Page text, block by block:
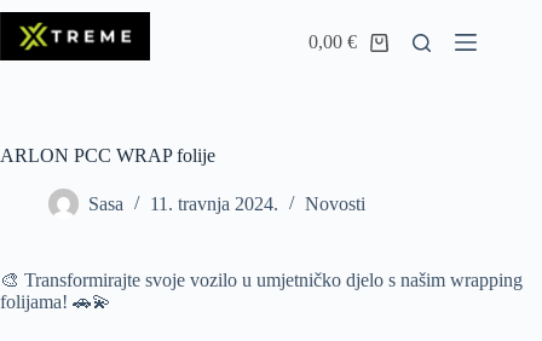
0,00€
ARLON PCC WRAP folije
Sasa 11. travnja 2024. Novosti
🎨 Transformirajte svoje vozilo u umjetničko djelo s našim wrapping
folijama! 🚗💫